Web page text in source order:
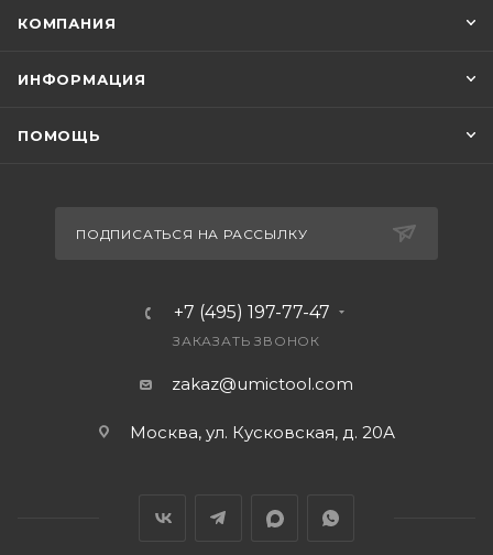
КОМПАНИЯ
ИНФОРМАЦИЯ
ПОМОЩЬ
ПОДПИСАТЬСЯ НА РАССЫЛКУ
+7 (495) 197-77-47
ЗАКАЗАТЬ ЗВОНОК
zakaz@umictool.com
Москва, ул. Кусковская, д. 20А